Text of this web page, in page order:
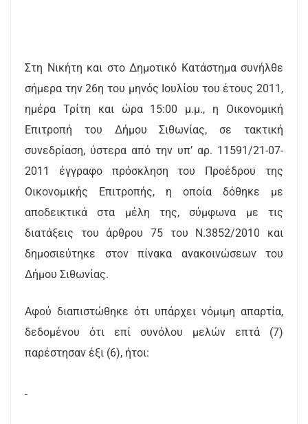
Στη Νικήτη και στο Δημοτικό Κατάστημα συνήλθε
σήμερα την 26η του μηνός Ιουλίου του έτους 2011,
ημέρα Τρίτη και ώρα 15:00 μ.μ., η Οικονομική
Επιτροπή του Δήμου Σιθωνίας, σε τακτική
συνεδρίαση, ύστερα από την υπ’ αρ. 11591/21-07-
2011 έγγραφο πρόσκληση του Προέδρου της
Οικονομικής Επιτροπής, η οποία δόθηκε με
αποδεικτικά στα μέλη της, σύμφωνα με τις
διατάξεις του άρθρου 75 του Ν.3852/2010 και
δημοσιεύτηκε στον πίνακα ανακοινώσεων του
Δήμου Σιθωνίας.
Αφού διαπιστώθηκε ότι υπάρχει νόμιμη απαρτία,
δεδομένου ότι επί συνόλου μελών επτά (7)
παρέστησαν έξι (6), ήτοι: